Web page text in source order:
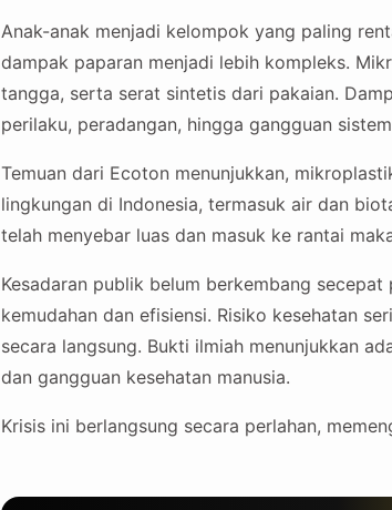
Anak-anak menjadi kelompok yang paling
dampak paparan menjadi lebih kompleks.
tangga, serta serat sintetis dari pakaian.
perilaku, peradangan, hingga gangguan
Temuan dari Ecoton menunjukkan,
lingkungan di Indonesia, termasuk air dan
telah menyebar luas dan masuk ke rantai
Kesadaran publik belum berkembang
kemudahan dan efisiensi. Risiko kesehatan
secara langsung. Bukti ilmiah menunjukkan
dan gangguan kesehatan manusia.
Krisis ini berlangsung secara perlahan,